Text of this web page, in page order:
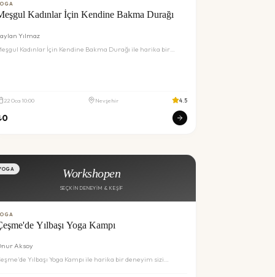
Kadınlar İçin Kendine Bakma Durağı
Yılmaz
Kadınlar İçin Kendine Bakma Durağı ile harika bir
22 Oca 10:00 Nevşehir 4.5
0
Workshopen
SEÇKIN DENEYIM & KEŞIF
Yılbaşı Yoga Kampı
Aksoy
Yılbaşı Yoga Kampı ile harika bir deneyim sizi